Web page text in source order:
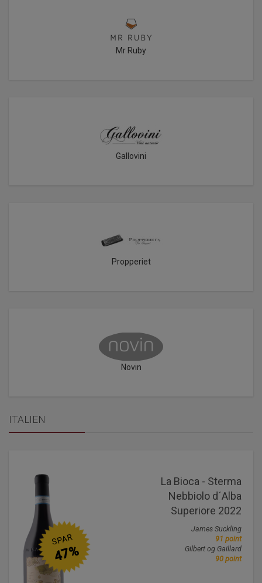
Mr Ruby
Gallovini
Propperiet
Novin
ITALIEN
La Bioca - Sterma
Nebbiolo d´Alba
Superiore 2022
James Suckling
91 point
Gilbert og Gaillard
90 point
SPAR
47%